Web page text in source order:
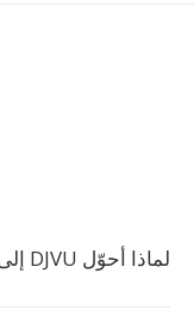
لماذا أحوّل DJVU إلى صيغة أخرى؟